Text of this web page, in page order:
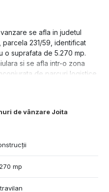
de vânzare Joita
se afla in judetul
parcela 231/59, identificat
o suprafata de 5.270 mp.
si se afla intr-o zona
de parcuri logistice
CTPark, etc.
drumurile asfaltate si
) este de aproximatv
ml, latime de 28,43 ml,
ml, latime de 28,83 ml,
mp